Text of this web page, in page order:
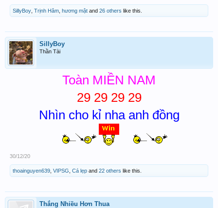
SillyBoy Trịnh Hâm hương mật and 26 others like this.
SillyBoy
Thần Tài
Toàn MIỀN NAM
29 29 29 29
Nhìn cho kỉ nha anh đồng
30/12/20
thoainguyen639 VIPSG Cá lẹp and 22 others like this.
Thắng Nhiều Hơn Thua